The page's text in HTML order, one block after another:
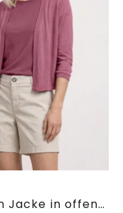
3/4-Arm Jacke in offener Passform